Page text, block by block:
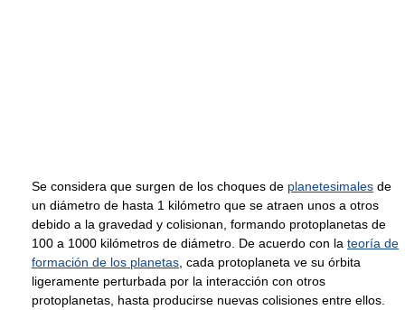
Se considera que surgen de los choques de planetesimales de
un diámetro de hasta 1 kilómetro que se atraen unos a otros
debido a la gravedad y colisionan, formando protoplanetas de
100 a 1000 kilómetros de diámetro. De acuerdo con la teoría de
formación de los planetas , cada protoplaneta ve su órbita
ligeramente perturbada por la interacción con otros
protoplanetas, hasta producirse nuevas colisiones entre ellos.